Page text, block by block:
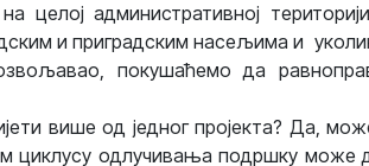
целој административној
и приградским насељима и
покушаћемо да
више од једног пројекта? Да,
циклусу одлучивања подршку може